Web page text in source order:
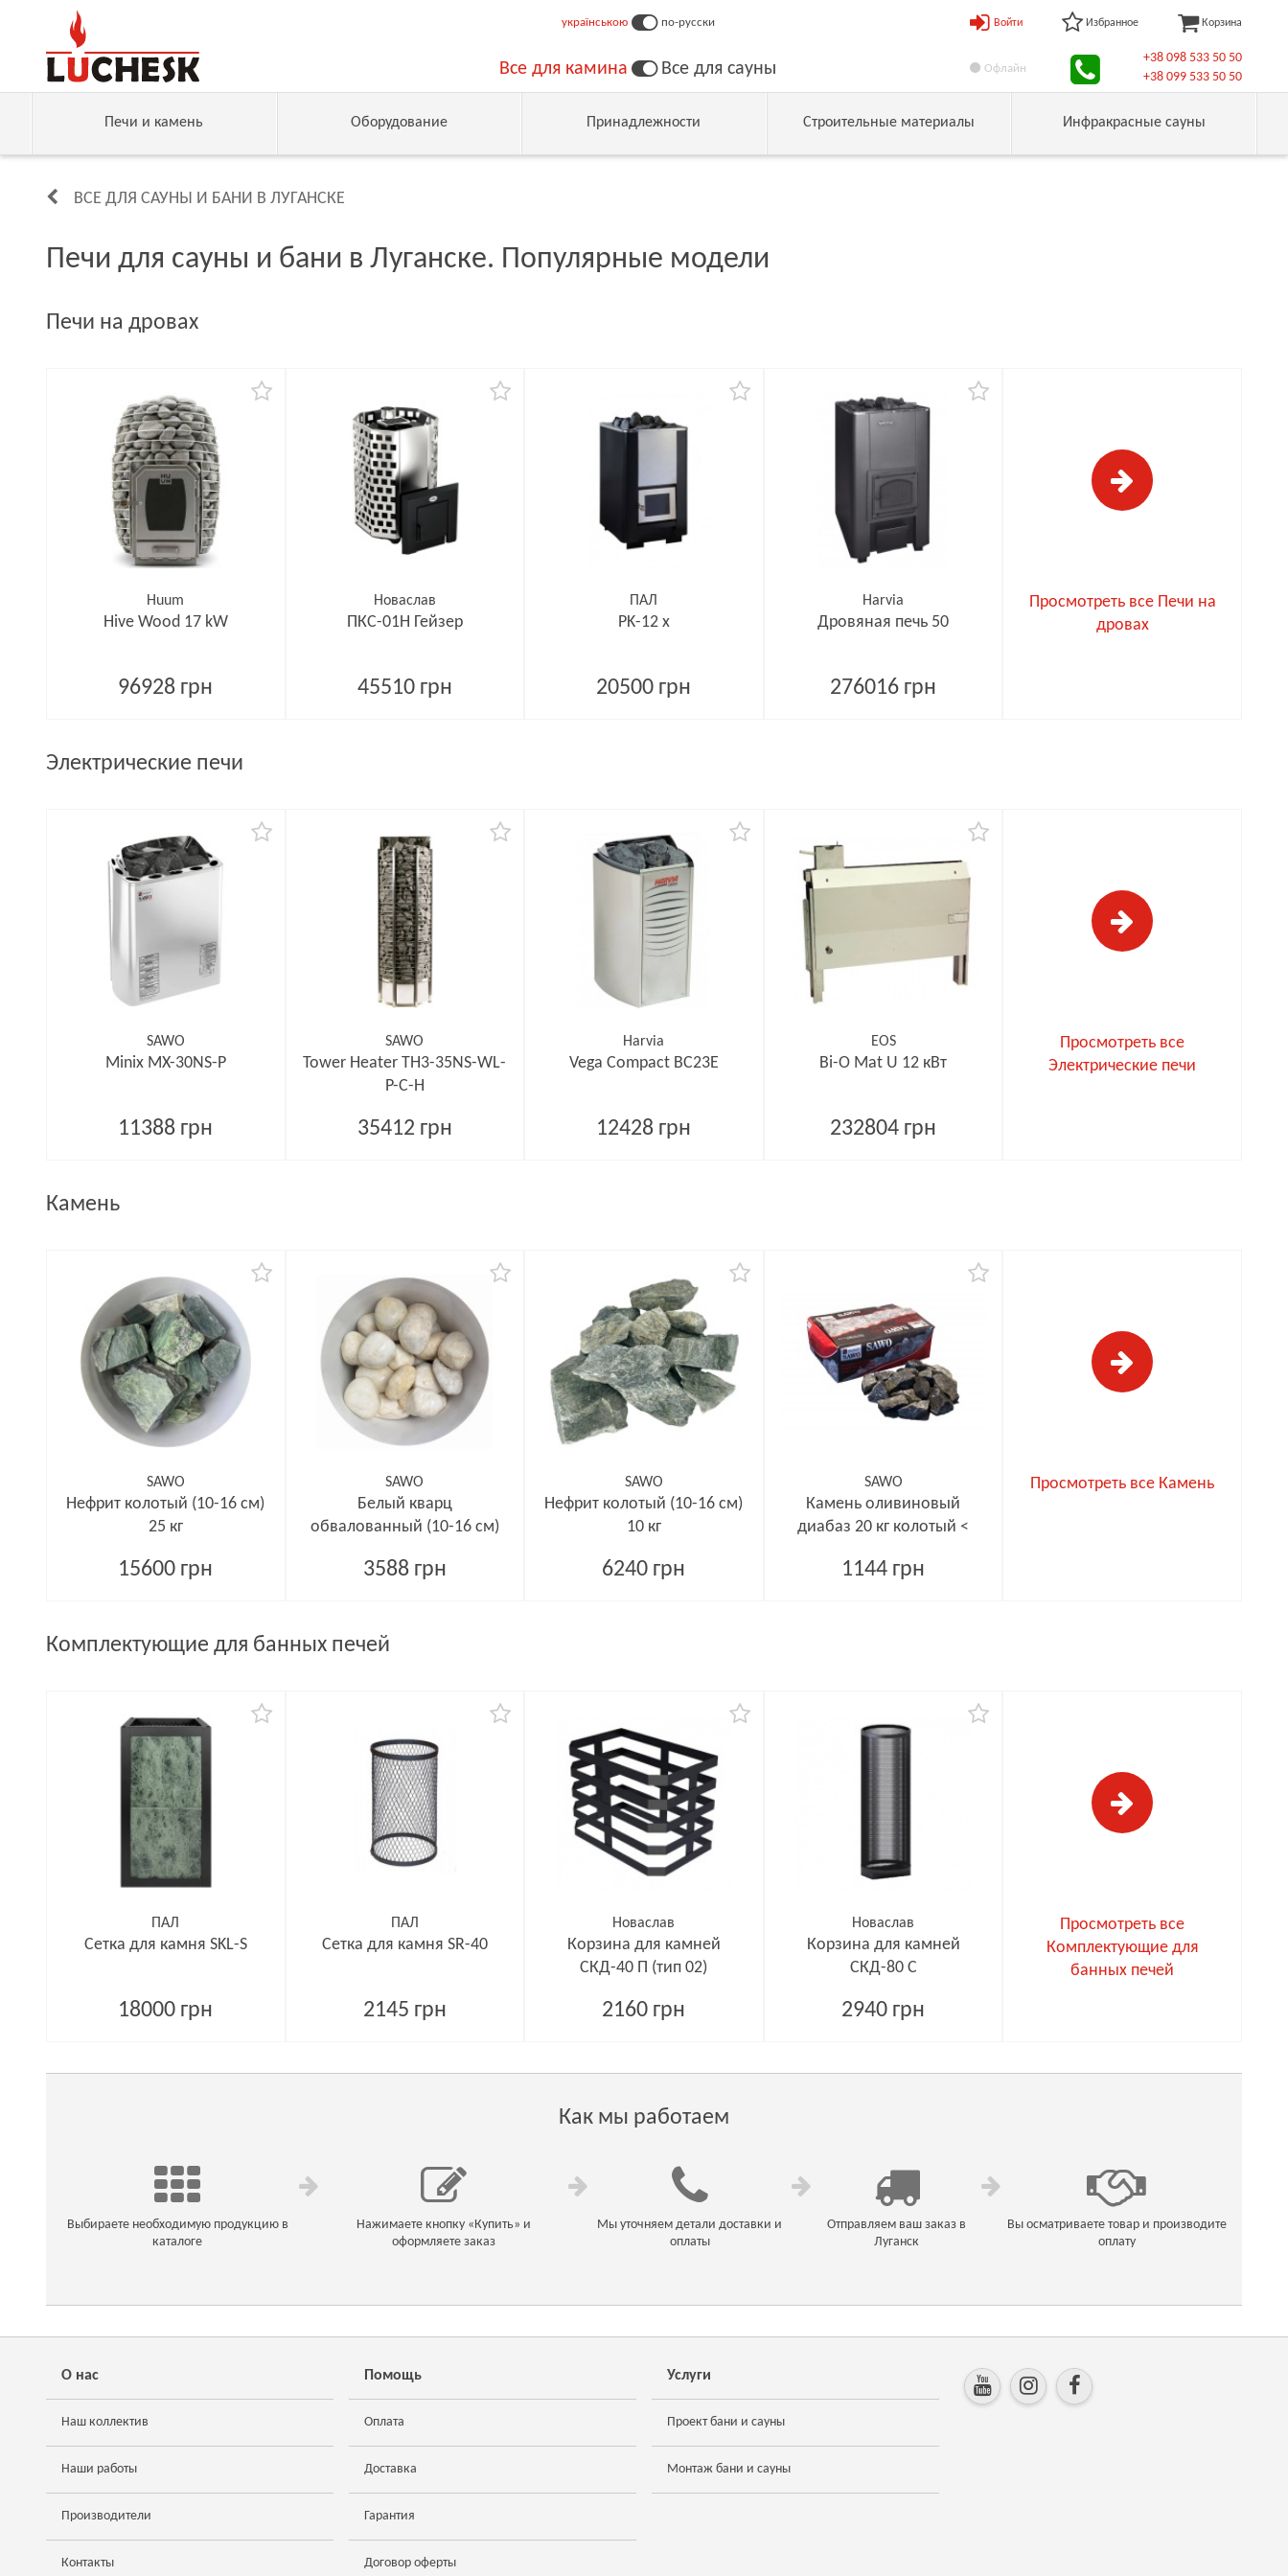
українською по-русски
Все для камина Все для сауны
Войти Избранное Корзина
Офлайн
+38 098 533 50 50
+38 099 533 50 50
Печи и камень Оборудование Принадлежности Строительные материалы Инфракрасные сауны
ВСЕ ДЛЯ САУНЫ И БАНИ В ЛУГАНСКЕ
Печи для сауны и бани в Луганске. Популярные модели
Печи на дровах
Huum
Hive Wood 17 kW
96928 грн
Новаслав
ПКС-01Н Гейзер
45510 грн
ПАЛ
PK-12 x
20500 грн
Harvia
Дровяная печь 50
276016 грн
Просмотреть все Печи на
дровах
Электрические печи
SAWO
Minix MX-30NS-P
11388 грн
SAWO
Tower Heater TH3-35NS-WL-
P-C-H
35412 грн
Harvia
Vega Compact BC23E
12428 грн
EOS
Bi-O Mat U 12 кВт
232804 грн
Просмотреть все
Электрические печи
Камень
SAWO
Нефрит колотый (10-16 см)
25 кг
15600 грн
SAWO
Белый кварц
обвалованный (10-16 см)
3588 грн
SAWO
Нефрит колотый (10-16 см)
10 кг
6240 грн
SAWO
Камень оливиновый
диабаз 20 кг колотый <
1144 грн
Просмотреть все Камень
Комплектующие для банных печей
ПАЛ
Сетка для камня SKL-S
18000 грн
ПАЛ
Сетка для камня SR-40
2145 грн
Новаслав
Корзина для камней
СКД-40 П (тип 02)
2160 грн
Новаслав
Корзина для камней
СКД-80 С
2940 грн
Просмотреть все
Комплектующие для
банных печей
Как мы работаем
Выбираете необходимую продукцию в
каталоге
Нажимаете кнопку «Купить» и
оформляете заказ
Мы уточняем детали доставки и
оплаты
Отправляем ваш заказ в
Луганск
Вы осматриваете товар и производите
оплату
О нас
Наш коллектив
Наши работы
Производители
Контакты
Помощь
Оплата
Доставка
Гарантия
Договор оферты
Услуги
Проект бани и сауны
Монтаж бани и сауны